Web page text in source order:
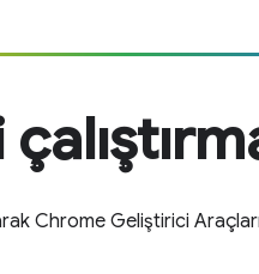
Chrome Geliştirici